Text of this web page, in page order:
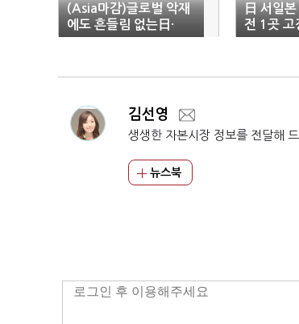
(Asia마감)글로벌 악재
에도 흔들림 없는日·
中..'상승'
日 서일본
전 1곳 고
김선영
생생한 자본시장 정보를 전달해 드
뉴스북